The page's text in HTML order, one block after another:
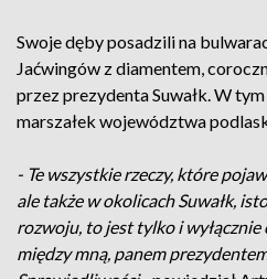
Swoje dęby posadzili na
Jaćwingów z diamentem,
przez prezydenta Suwałk. W
marszałek województwa
- Te wszystkie rzeczy, które
ale także w okolicach Suwałk,
rozwoju, to jest tylko i
między mną, panem